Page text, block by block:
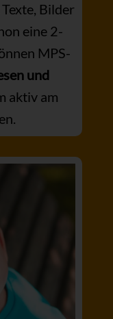
Bilder
eine 2-
MPS-
und
aktiv am